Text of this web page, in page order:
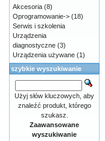
Akcesoria (8)
Oprogramowanie-> (18)
Serwis i szkolenia
Urządzenia
diagnostyczne (3)
Urządzenia używane (1)
szybkie wyszukiwanie
Użyj słów kluczowych, aby
znaleźć produkt, którego
szukasz.
Zaawansowane
wyszukiwanie